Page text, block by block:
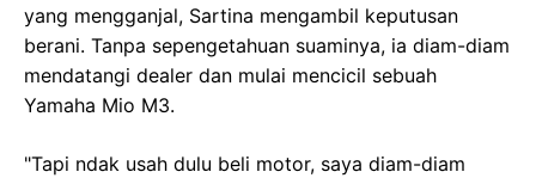
yang mengganjal, Sartina mengambil keputusan
berani. Tanpa sepengetahuan suaminya, ia diam-diam
mendatangi dealer dan mulai mencicil sebuah
Yamaha Mio M3.
"Tapi ndak usah dulu beli motor, saya diam-diam